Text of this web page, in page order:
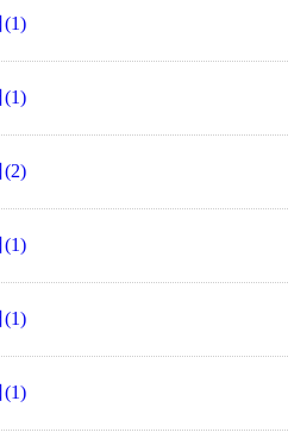
(1)
(1)
(2)
(1)
(1)
(1)